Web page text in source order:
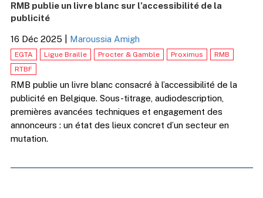
RMB publie un livre blanc sur l’accessibilité de la
publicité
16 Déc 2025 Maroussia Amigh
EGTA Ligue Braille Procter & Gamble Proximus
RMB
RTBF
RMB publie un livre blanc consacré à l’accessibilité de la
publicité en Belgique. Sous-titrage, audiodescription,
premières avancées techniques et engagement des
annonceurs : un état des lieux concret d’un secteur en
mutation.